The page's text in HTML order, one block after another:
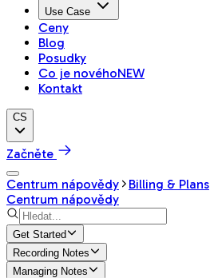
Use Case
Ceny
Blog
Posudky
Co je novéhoNEW
Kontakt
CS
Začněte
Centrum nápovědy
Billing & Plans
Centrum nápovědy
Get Started
Recording Notes
Managing Notes